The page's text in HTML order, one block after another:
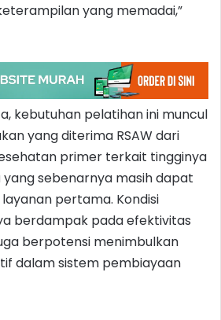
yang memadai,”
kebutuhan pelatihan ini muncul
yang diterima RSAW dari
primer terkait tingginya
yang sebenarnya masih dapat
pertama. Kondisi
berdampak pada efektivitas
berpotensi menimbulkan
dalam sistem pembiayaan